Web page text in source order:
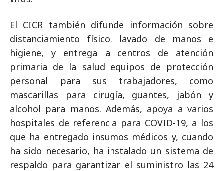
El CICR también difunde información sobre
distanciamiento físico, lavado de manos e
higiene, y entrega a centros de atención
primaria de la salud equipos de protección
personal para sus trabajadores, como
mascarillas para cirugía, guantes, jabón y
alcohol para manos. Además, apoya a varios
hospitales de referencia para COVID-19, a los
que ha entregado insumos médicos y, cuando
ha sido necesario, ha instalado un sistema de
respaldo para garantizar el suministro las 24